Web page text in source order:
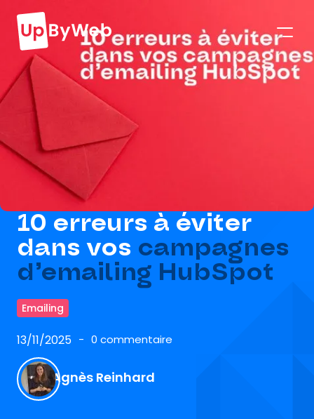
10 erreurs à éviter
dans vos campagnes
d’emailing HubSpot
Emailing
13/11/2025 0 commentaire
Agnès Reinhard